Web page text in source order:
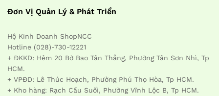
Đơn Vị Quản Lý & Phát Triển
Hộ Kinh Doanh ShopNCC
Hotline (028)-730-12221
+ ĐKKD: Hẻm 20 Bờ Bao Tân Thắng, Phường Tân Sơn Nhì, Tp
HCM.
+ VPĐD: Lê Thúc Hoạch, Phường Phú Thọ Hòa, Tp HCM.
+ Kho hàng: Rạch Cầu Suối, Phường Vĩnh Lộc B, Tp HCM.